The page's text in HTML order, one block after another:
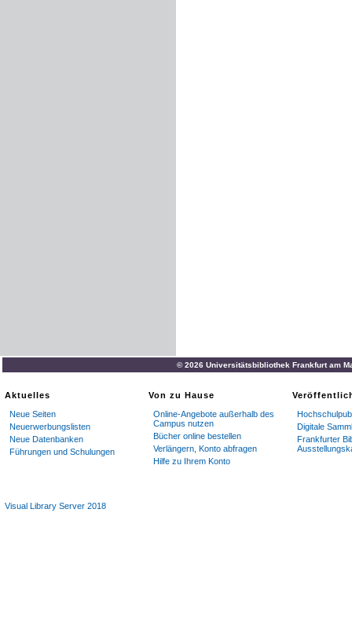
© 2026 Universitätsbibliothek Frankfurt am
Aktuelles
Neue Seiten
Neuerwerbungslisten
Neue Datenbanken
Führungen und Schulungen
Von zu Hause
Online-Angebote außerhalb des
Campus nutzen
Bücher online bestellen
Verlängern, Konto abfragen
Hilfe zu Ihrem Konto
Digitale
Frankfurter
Visual Library Server 2018